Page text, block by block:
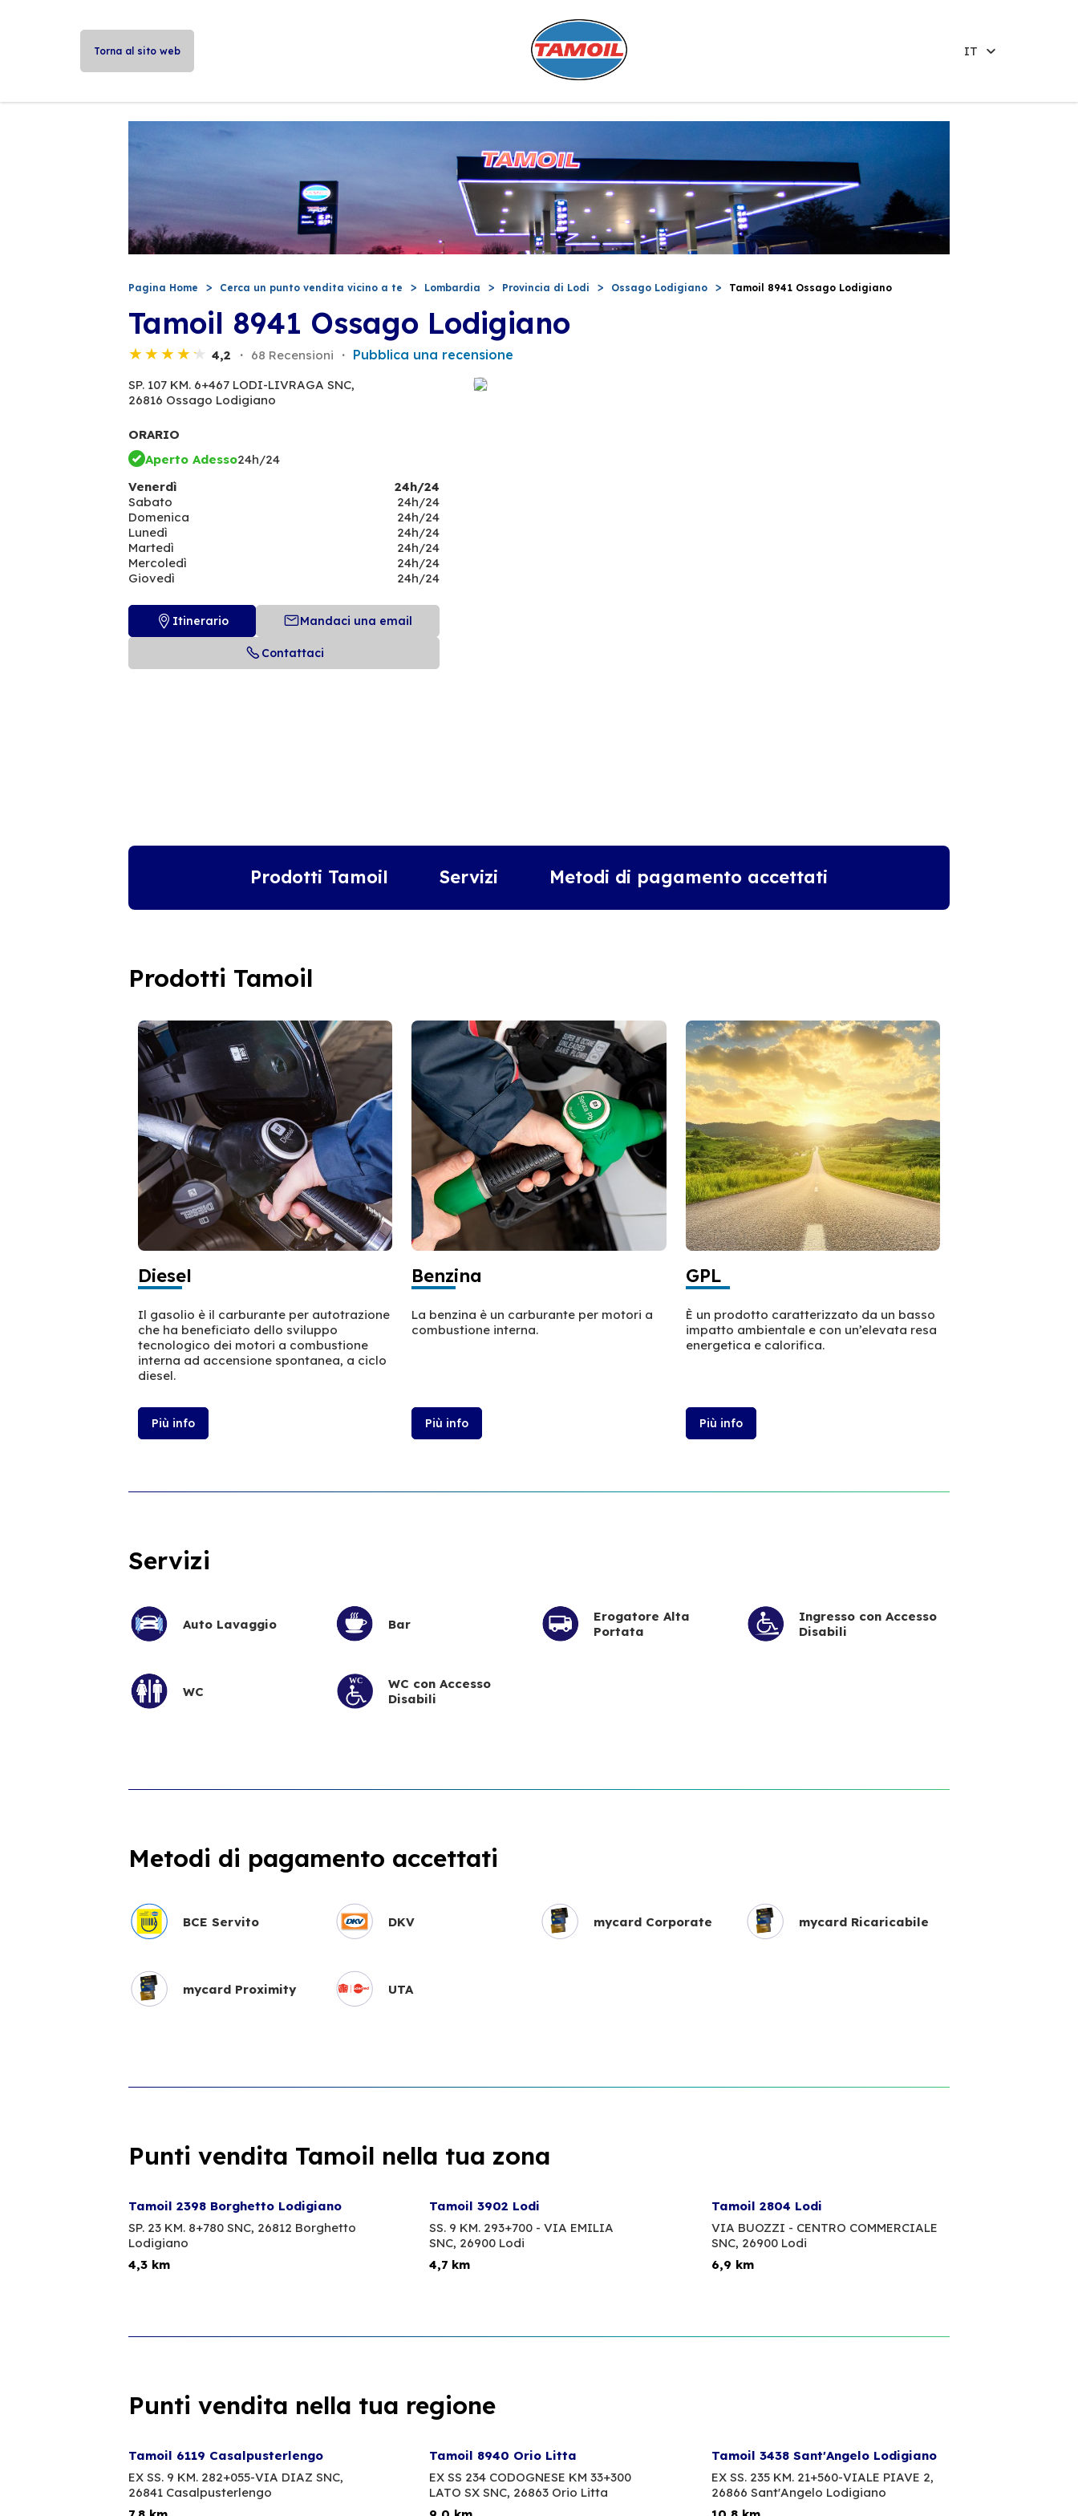
Torna al sito web IT
Pagina Home Cerca un punto vendita vicino a te Lombardia Provincia di Lodi Ossago Lodigiano Tamoil 8941 Ossago Lodigiano
Tamoil 8941 Ossago Lodigiano
4,2 68 Recensioni Pubblica una recensione
SP. 107 KM. 6+467 LODI-LIVRAGA SNC,
26816 Ossago Lodigiano
ORARIO
Aperto Adesso24h/24
Venerdì
24h/24
Sabato
24h/24
Domenica
24h/24
Lunedì
24h/24
Martedì
24h/24
Mercoledì
24h/24
Giovedì
24h/24
Itinerario Mandaci una email
Contattaci
Prodotti Tamoil Servizi Metodi di pagamento accettati
Prodotti Tamoil
Diesel
Il gasolio è il carburante per autotrazione
che ha beneficiato dello sviluppo
tecnologico dei motori a combustione
interna ad accensione spontanea, a ciclo
diesel.
Più info
Benzina
La benzina è un carburante per motori a
combustione interna.
Più info
GPL
È un prodotto caratterizzato da un basso
impatto ambientale e con un’elevata resa
energetica e calorifica.
Più info
Servizi
Auto Lavaggio Bar
Erogatore Alta
Portata
Ingresso con Accesso
Disabili
WC
WC con Accesso
Disabili
Metodi di pagamento accettati
BCE Servito DKV mycard Corporate mycard Ricaricabile
mycard Proximity UTA
Punti vendita Tamoil nella tua zona
Tamoil 2398 Borghetto Lodigiano
SP. 23 KM. 8+780 SNC, 26812 Borghetto
Lodigiano
4,3 km
Tamoil 3902 Lodi
SS. 9 KM. 293+700 - VIA EMILIA
SNC, 26900 Lodi
4,7 km
Tamoil 2804 Lodi
VIA BUOZZI - CENTRO COMMERCIALE
SNC, 26900 Lodi
6,9 km
Punti vendita nella tua regione
Tamoil 6119 Casalpusterlengo
EX SS. 9 KM. 282+055-VIA DIAZ SNC,
26841 Casalpusterlengo
Tamoil 8940 Orio Litta
EX SS 234 CODOGNESE KM 33+300
LATO SX SNC, 26863 Orio Litta
Tamoil 3438 Sant'Angelo Lodigiano
EX SS. 235 KM. 21+560-VIALE PIAVE 2,
26866 Sant'Angelo Lodigiano